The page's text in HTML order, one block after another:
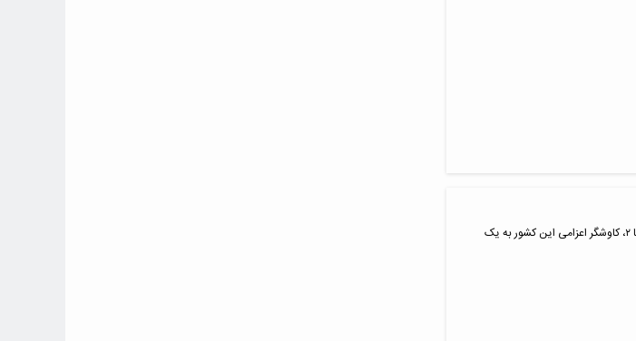
آژانس فضایی ژاپن می گوید قصد دارد کپسولی که از هایابوسا ۲، کاوشگر اعزامی این کشور به یک